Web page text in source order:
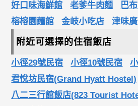
好口味海鮮館
老爹牛肉麵
巴
榕榕園麵館
金岐小吃店 津味
附近可選擇的住宿飯店
小徑29號民宿 小徑10號民宿
君悅坊民宿(Grand Hyatt Hostel)
八二三行館飯店(823 Tourist